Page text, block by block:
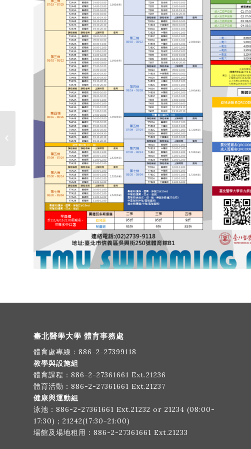
臺北醫學大學 體育事務處
體育處專線： 886-2-27399118
教學與設施組
體育課程： 886-2-27361661 Ext.21236
體育活動： 886-2-27361661 Ext.21237
健康與運動組
泳池： 886-2-27361661 Ext.21232 or 21234 (08:00-
17:30)；21242(17:30-21:00)
場館及場地租用： 886-2-27361661 Ext.21233
全國大專校院法式滾球
錦標賽競賽成果